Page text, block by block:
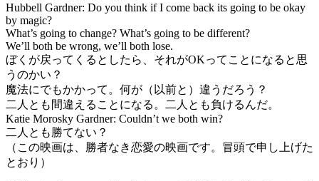
Hubbell Gardner: Do you think if I come back its going to be okay
by magic?
What’s going to change? What’s going to be different?
We’ll both be wrong, we’ll both lose.
ぼくが戻ってくるとしたら、それがOKってことになると思
うのかい？
魔法にでもかかって。何が（以前と）違うだろう？
二人とも間違えることになる。二人とも負けるんだ。
Katie Morosky Gardner: Couldn’t we both win?
二人とも勝てない？
（この映画は、勝者なき恋愛の映画です。冒頭で申し上げた
とおり）